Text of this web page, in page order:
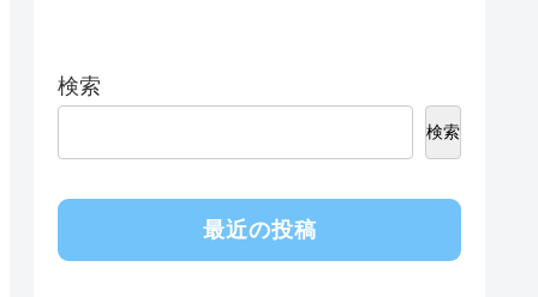
検索
検索
最近の投稿